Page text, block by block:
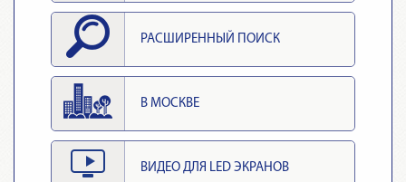
РАСШИРЕННЫЙ ПОИСК
В МОСКВЕ
ВИДЕО ДЛЯ LED ЭКРАНОВ